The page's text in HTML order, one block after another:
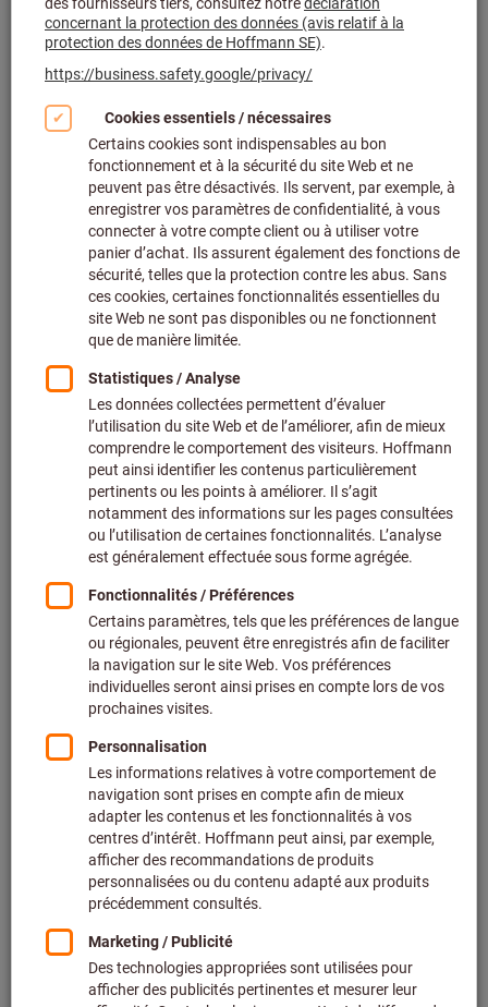
Cliquer pour agrandir l’image
Prix par 1 Unité
+ TVA en vigueur
Prix personnalisés pour les clients professionnels après
connexion.
Ajouter au panier
Délai de livraison estimé : 2 à 3 semaines
Veuillez noter le délai de livraison et les conseils
Nous commandons cet article pour vous directement
chez le fabricant, car il ne fait pas partie de notre
assortiment principal et n’est donc pas en stock chez